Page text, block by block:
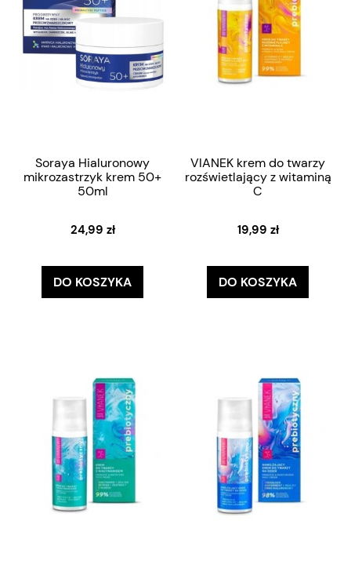
Soraya Hialuronowy
mikrozastrzyk krem 50+
50ml
24,99 zł
DO KOSZYKA
VIANEK krem do twarzy
rozświetlający z witaminą
C
19,99 zł
DO KOSZYKA